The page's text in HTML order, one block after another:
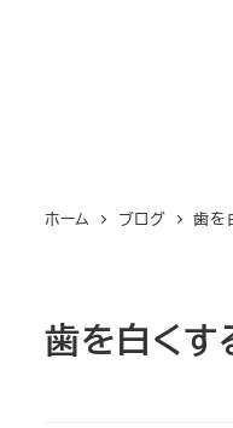
ホーム ブログ 歯を
歯を白くす